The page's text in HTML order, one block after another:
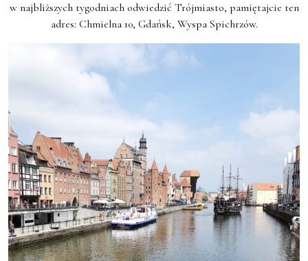
w najbliższych tygodniach odwiedzić Trójmiasto, pamiętajcie ten
adres: Chmielna 10, Gdańsk, Wyspa Spichrzów.